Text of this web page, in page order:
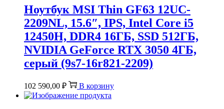
Ноутбук MSI Thin GF63 12UC-
2209NL, 15.6″, IPS, Intel Core i5
12450H, DDR4 16ГБ, SSD 512ГБ,
NVIDIA GeForce RTX 3050 4ГБ,
серый (9s7-16r821-2209)
102 590,00 ₽ В корзину